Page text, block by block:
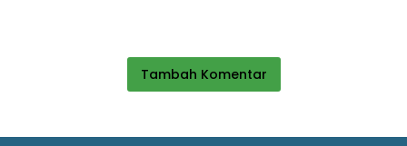
Tambah Komentar